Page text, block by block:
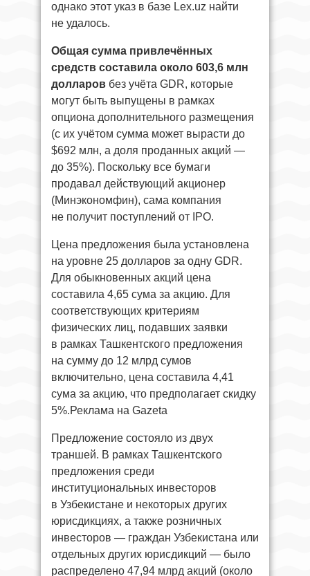
однако этот указ в базе Lex.uz найти
не удалось.
Общая сумма привлечённых
средств составила около 603,6 млн
долларов без учёта GDR, которые
могут быть выпущены в рамках
опциона дополнительного размещения
(с их учётом сумма может вырасти до
$692 млн, а доля проданных акций —
до 35%). Поскольку все бумаги
продавал действующий акционер
(Минэкономфин), сама компания
не получит поступлений от IPO.
Цена предложения была установлена
на уровне 25 долларов за одну GDR.
Для обыкновенных акций цена
составила 4,65 сума за акцию. Для
соответствующих критериям
физических лиц, подавших заявки
в рамках Ташкентского предложения
на сумму до 12 млрд сумов
включительно, цена составила 4,41
сума за акцию, что предполагает скидку
5%.Реклама на Gazeta
Предложение состояло из двух
траншей. В рамках Ташкентского
предложения среди
институциональных инвесторов
в Узбекистане и некоторых других
юрисдикциях, а также розничных
инвесторов — граждан Узбекистана или
отдельных других юрисдикций — было
распределено 47,94 млрд акций (около